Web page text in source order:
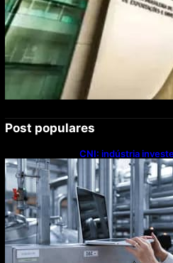
Post populares
CNI: indústria
modernização